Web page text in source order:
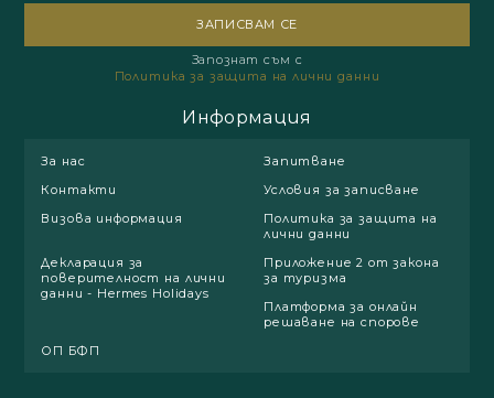
Запознат съм с
Политика за защита на лични данни
Информация
За нас
Запитване
Контакти
Условия за записване
Визова информация
Политика за защита на
лични данни
Декларация за
поверителност на лични
данни - Hermes Holidays
Приложение 2 от закона
за туризма
Платформа за онлайн
решаване на спорове
ОП БФП